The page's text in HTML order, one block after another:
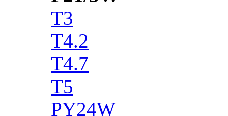
T3
T4.2
T4.7
T5
PY24W